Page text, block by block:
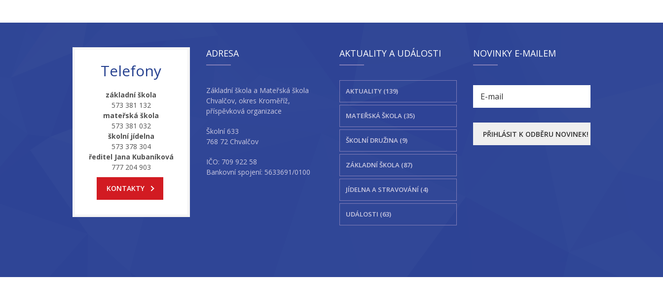
Telefony
základní škola
573 381 132
mateřská škola
573 381 032
školní jídelna
573 378 304
ředitel Jana Kubaníková
777 204 903
KONTAKTY
ADRESA
Základní škola a Mateřská škola
Chvalčov, okres Kroměříž,
příspěvková organizace
Školní 633
768 72 Chvalčov
IČO: 709 922 58
Bankovní spojení: 5633691/0100
AKTUALITY A UDÁLOSTI
AKTUALITY (139)
MATEŘSKÁ ŠKOLA (35)
ŠKOLNÍ DRUŽINA (9)
ZÁKLADNÍ ŠKOLA (87)
JÍDELNA A STRAVOVÁNÍ (4)
UDÁLOSTI (63)
NOVINKY E-MAILEM